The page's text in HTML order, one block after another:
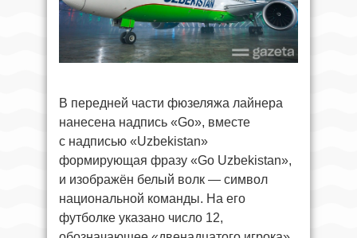
В передней части фюзеляжа лайнера
нанесена надпись «Go», вместе
с надписью «Uzbekistan»
формирующая фразу «Go Uzbekistan»,
и изображён белый волк — символ
национальной команды. На его
футболке указано число 12,